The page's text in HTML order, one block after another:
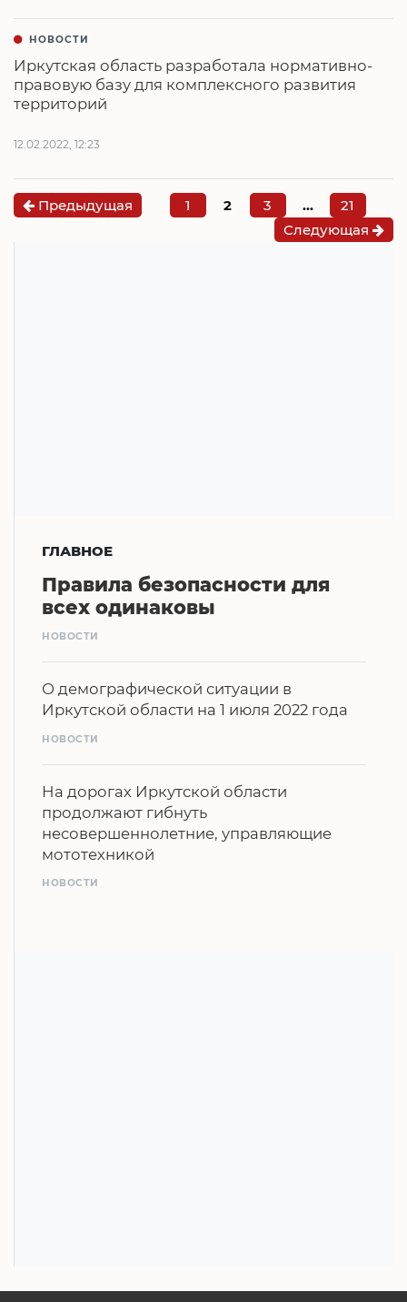
НОВОСТИ
Иркутская область разработала нормативно-
правовую базу для комплексного развития
территорий
12.02.2022, 12:23
Предыдущая 1 2 3 …
21
Следующая
ГЛАВНОЕ
Правила безопасности для
всех одинаковы
НОВОСТИ
О демографической ситуации в
Иркутской области на 1 июля 2022 года
НОВОСТИ
На дорогах Иркутской области
продолжают гибнуть
несовершеннолетние, управляющие
мототехникой
НОВОСТИ